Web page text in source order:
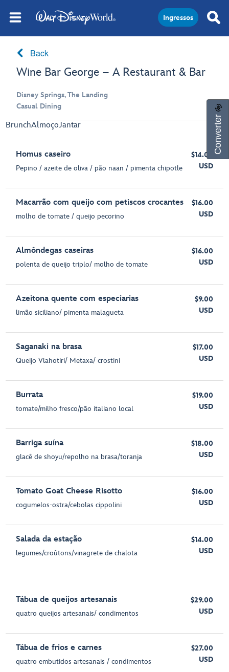
Ingressos
Back
Wine Bar George – A Restaurant & Bar
Disney Springs, The Landing
Casual Dining
BrunchAlmoçoJantar
Homus caseiro
Pepino / azeite de oliva / pão naan / pimenta chipotle
$14.00
USD
Macarrão com queijo com petiscos crocantes
molho de tomate / queijo pecorino
$16.00
USD
Almôndegas caseiras
polenta de queijo triplo/ molho de tomate
$16.00
USD
Azeitona quente com especiarias
limão siciliano/ pimenta malagueta
$9.00
USD
Saganaki na brasa
Queijo Vlahotiri/ Metaxa/ crostini
$17.00
USD
Burrata
tomate/milho fresco/pão italiano local
$19.00
USD
Barriga suína
glacê de shoyu/repolho na brasa/toranja
$18.00
USD
Tomato Goat Cheese Risotto
cogumelos-ostra/cebolas cippolini
$16.00
USD
Salada da estação
legumes/croûtons/vinagrete de chalota
$14.00
USD
Tábua de queijos artesanais
quatro queijos artesanais/ condimentos
$29.00
USD
Tábua de frios e carnes
quatro embutidos artesanais / condimentos
$27.00
USD
Converter